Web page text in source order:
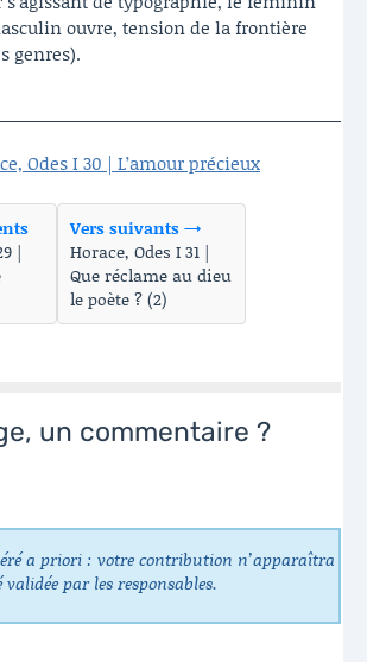
ouvre, tension de la frontière
genres).
Odes I 30 | L’amour précieux
|
Vers suivants →
Horace, Odes I 31 |
Que réclame au dieu
le poète ? (2)
un commentaire ?
a priori : votre contribution n’apparaîtra
validée par les responsables.